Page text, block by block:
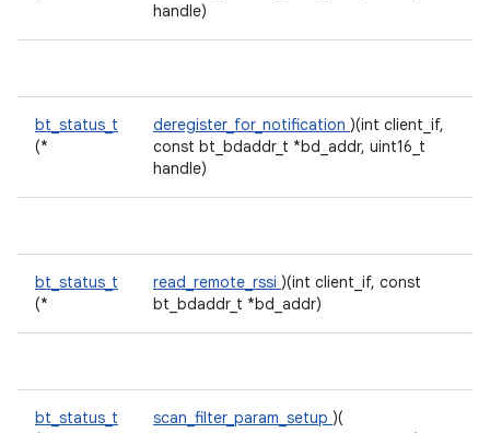
handle)
bt_status_t
(*
deregister_for_notification )(int client_if,
const bt_bdaddr_t *bd_addr, uint16_t
handle)
bt_status_t
(*
read_remote_rssi )(int client_if, const
bt_bdaddr_t *bd_addr)
bt_status_t
scan_filter_param_setup )(